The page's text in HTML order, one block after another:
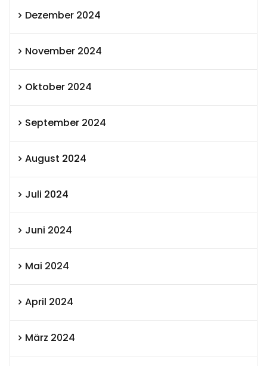
Dezember 2024
November 2024
Oktober 2024
September 2024
August 2024
Juli 2024
Juni 2024
Mai 2024
April 2024
März 2024